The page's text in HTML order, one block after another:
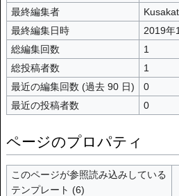
最終編集者
最終編集日時
2019年
総編集回数
1
総投稿者数
1
最近の編集回数 (過去 90 日)
0
最近の投稿者数
0
ページのプロパティ
このページが参照読み込みしている
テンプレート (6)